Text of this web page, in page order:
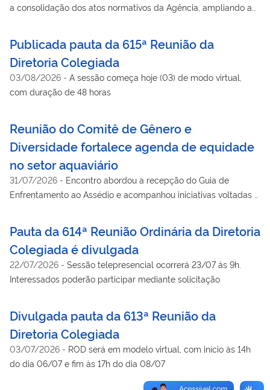
a consolidação dos atos normativos da Agência, ampliando a
Publicada pauta da 615ª Reunião da
Diretoria Colegiada
03/08/2026 - A sessão começa hoje (03) de modo virtual,
com duração de 48 horas
Reunião do Comitê de Gênero e
Diversidade fortalece agenda de equidade
no setor aquaviário
31/07/2026 - Encontro abordou a recepção do Guia de
Enfrentamento ao Assédio e acompanhou iniciativas voltadas à
Pauta da 614ª Reunião Ordinária da Diretoria
Colegiada é divulgada
22/07/2026 - Sessão telepresencial ocorrerá 23/07 às 9h.
Interessados poderão participar mediante solicitação
Divulgada pauta da 613ª Reunião da
Diretoria Colegiada
03/07/2026 - ROD será em modelo virtual, com início às 14h
do dia 06/07 e fim às 17h do dia 08/07